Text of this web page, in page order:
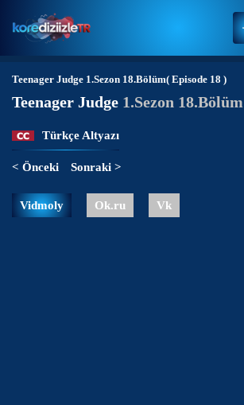
Teenager Judge 1.Sezon 18.Bölüm( Episode 18 )
Teenager Judge 1.Sezon 18.Bölüm
Türkçe Altyazı
< Önceki Sonraki >
Vidmoly Ok.ru Vk